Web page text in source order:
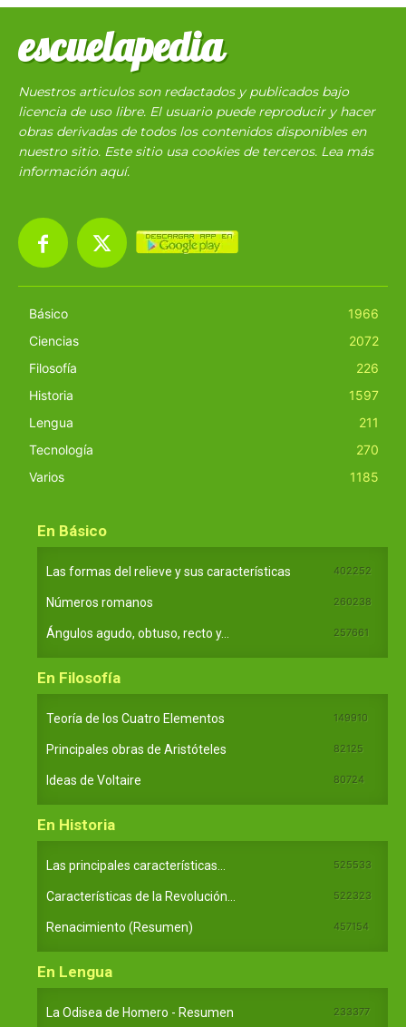
escuelapedia
Nuestros articulos son redactados y publicados bajo
licencia de uso libre. El usuario puede reproducir y hacer
obras derivadas de todos los contenidos disponibles en
nuestro sitio. Este sitio usa cookies de terceros. Lea más
información aquí.
Básico
1966
Ciencias
2072
Filosofía
226
Historia
1597
Lengua
211
Tecnología
270
Varios
1185
En Básico
Las formas del relieve y sus características 402252
Números romanos 260238
Ángulos agudo, obtuso, recto y... 257661
En Filosofía
Teoría de los Cuatro Elementos 149910
Principales obras de Aristóteles 82125
Ideas de Voltaire 80724
En Historia
Las principales características... 525533
Características de la Revolución... 522323
Renacimiento (Resumen) 457154
En Lengua
La Odisea de Homero - Resumen 233377